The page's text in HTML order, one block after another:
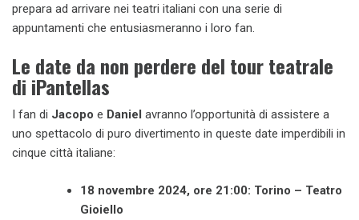
prepara ad arrivare nei teatri italiani con una serie di
appuntamenti che entusiasmeranno i loro fan.
Le date da non perdere del tour teatrale
di iPantellas
I fan di Jacopo e Daniel avranno l’opportunità di assistere a
uno spettacolo di puro divertimento in queste date imperdibili in
cinque città italiane:
18 novembre 2024, ore 21:00: Torino – Teatro
Gioiello